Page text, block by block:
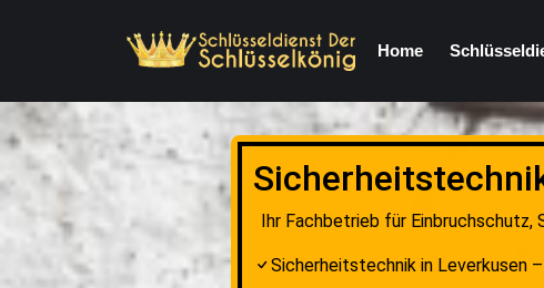
Home
Ihr Fachbetrieb für Einbruchschutz,
Sicherheitstechnik in Leverkusen